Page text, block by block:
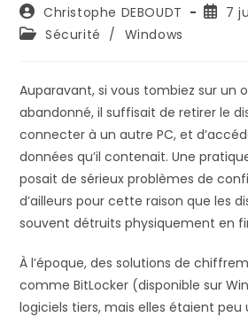
Auteur/autrice
de
la
Christophe DEBOUDT
7
PostSécurité / Windows
Auparavant, si vous tombiez sur un
abandonné, il suffisait de retirer le
connecter à un autre PC, et
données qu’il contenait. Une
posait de sérieux problèmes de
d’ailleurs pour cette raison que les
souvent détruits physiquement en
À l’époque, des solutions de
comme BitLocker (disponible sur
logiciels tiers, mais elles étaient peu